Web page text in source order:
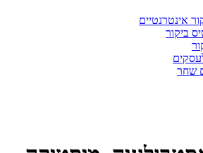
אינטרנטיים
ביקור
שחר